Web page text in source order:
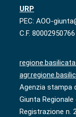
URP
PEC: AOO-
C.F. 80002950766
Agenzia stampa
Giunta
Registrazione n.